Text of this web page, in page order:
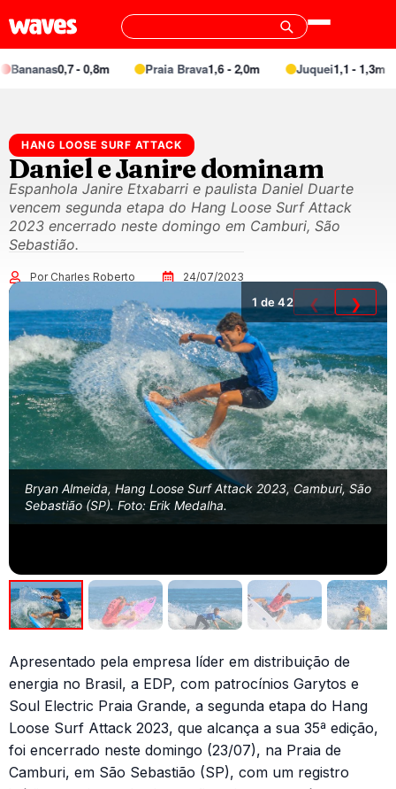
0,7 - 0,8m Praia Brava1,6 - 2,0m Juquei1,1 - 1,3m
HANG LOOSE SURF ATTACK
Daniel e Janire dominam
Espanhola Janire Etxabarri e paulista Daniel Duarte
vencem segunda etapa do Hang Loose Surf Attack
2023 encerrado neste domingo em Camburi, São
Sebastião.
Por Charles Roberto 24/07/2023
Bryan Almeida, Hang Loose Surf Attack 2023, Camburi, São
Sebastião (SP). Foto: Erik Medalha.
1 de 42 ❮ ❯
Apresentado pela empresa líder em distribuição de
energia no Brasil, a EDP, com patrocínios Garytos e
Soul Electric Praia Grande, a segunda etapa do Hang
Loose Surf Attack 2023, que alcança a sua 35ª edição,
foi encerrado neste domingo (23/07), na Praia de
Camburi, em São Sebastião (SP), com um registro